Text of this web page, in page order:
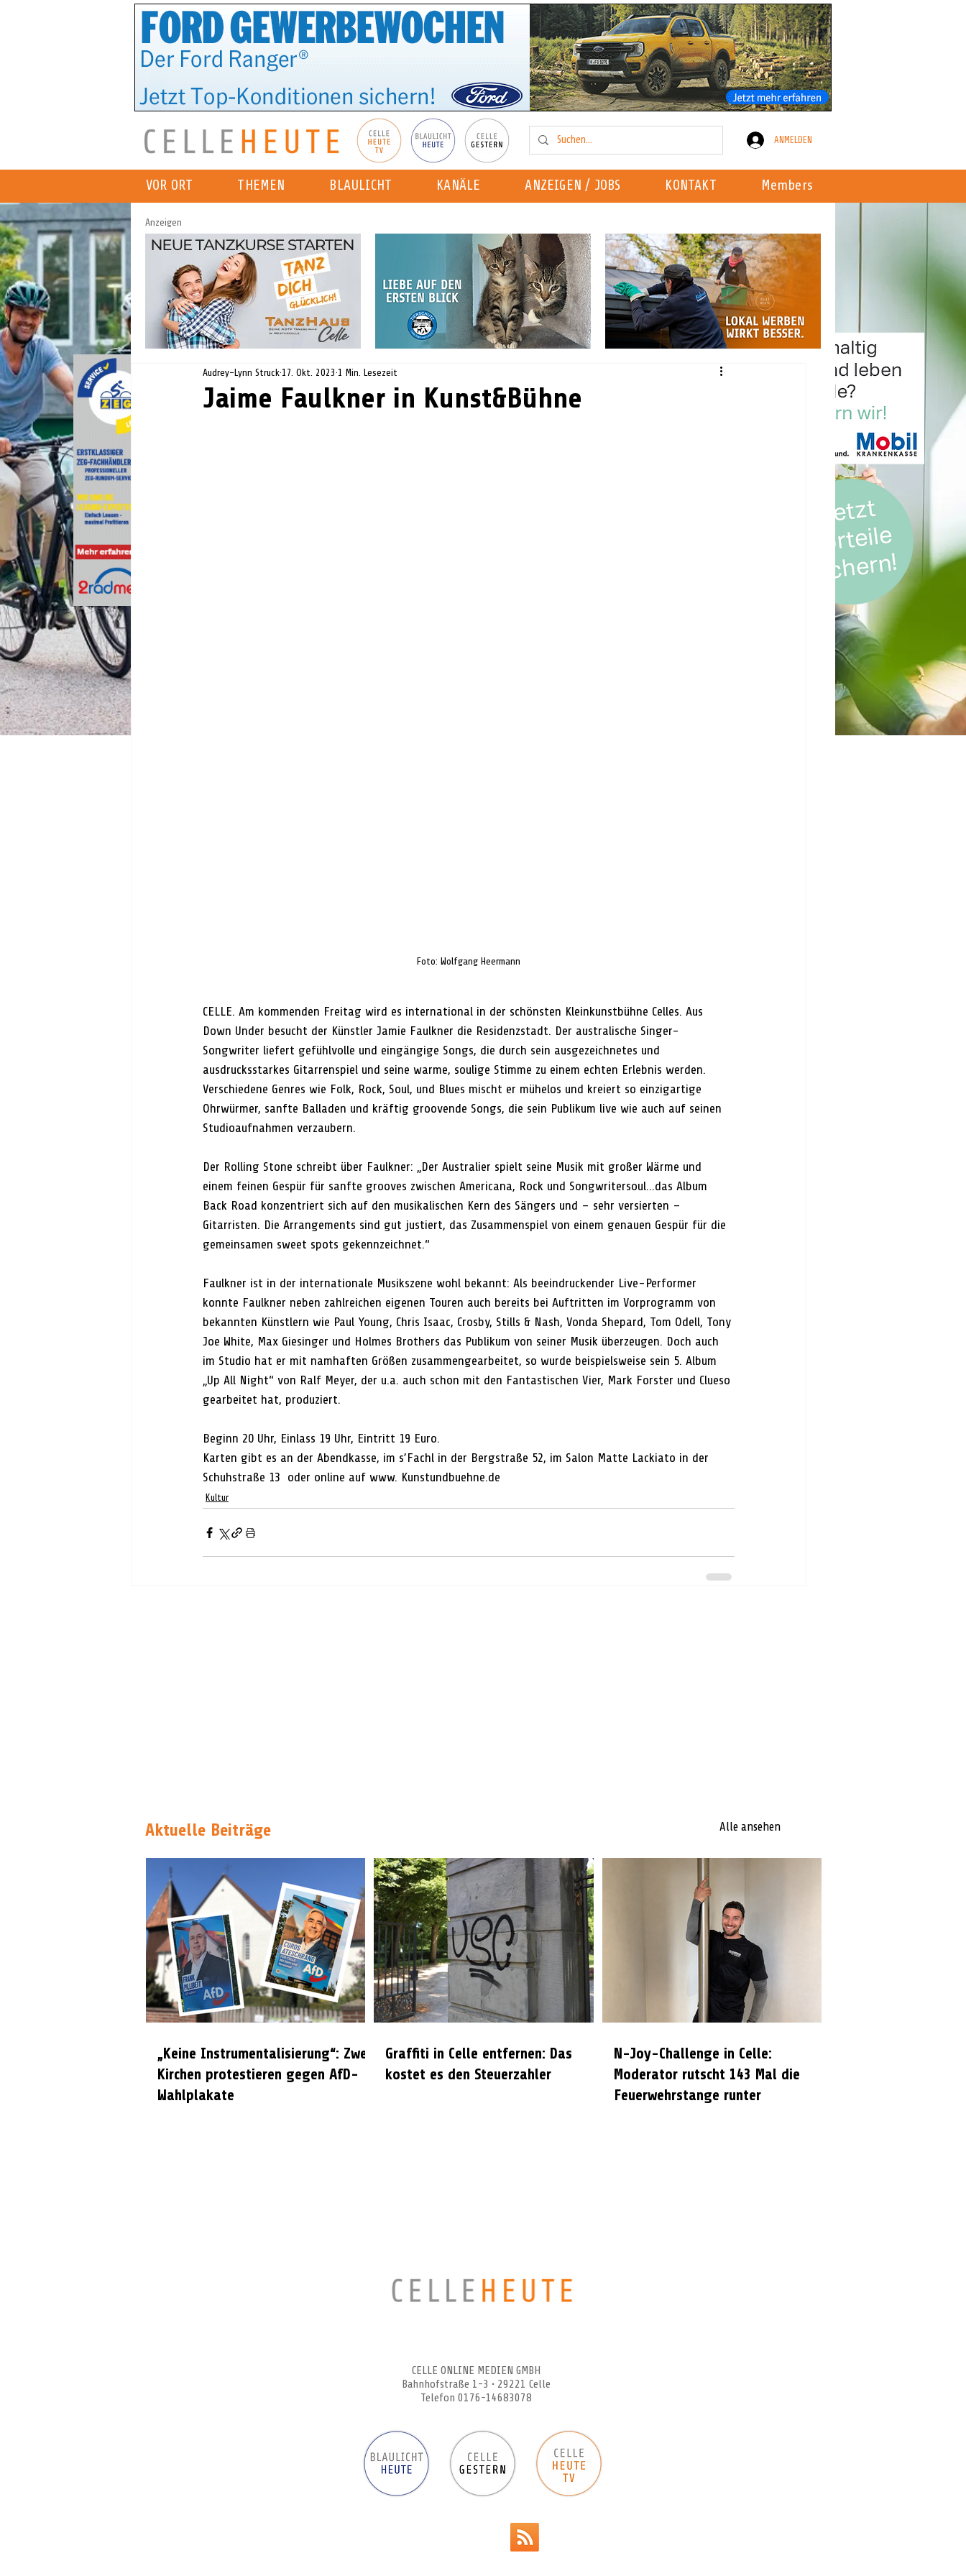
ANMELDEN
VOR ORT THEMEN BLAULICHT KANÄLE ANZEIGEN / JOBS KONTAKT Members
Anzeigen
Jaime Faulkner in Kunst&Bühne
Audrey-Lynn Struck 17. Okt. 2023 1 Min. Lesezeit
Foto: Wolfgang Heermann
CELLE. Am kommenden Freitag wird es international in der schönsten Kleinkunstbühne Celles. Aus
Down Under besucht der Künstler Jamie Faulkner die Residenzstadt. Der australische Singer-
Songwriter liefert gefühlvolle und eingängige Songs, die durch sein ausgezeichnetes und
ausdrucksstarkes Gitarrenspiel und seine warme, soulige Stimme zu einem echten Erlebnis werden.
Verschiedene Genres wie Folk, Rock, Soul, und Blues mischt er mühelos und kreiert so einzigartige
Ohrwürmer, sanfte Balladen und kräftig groovende Songs, die sein Publikum live wie auch auf seinen
Studioaufnahmen verzaubern.
Der Rolling Stone schreibt über Faulkner: „Der Australier spielt seine Musik mit großer Wärme und
einem feinen Gespür für sanfte grooves zwischen Americana, Rock und Songwritersoul…das Album
Back Road konzentriert sich auf den musikalischen Kern des Sängers und – sehr versierten –
Gitarristen. Die Arrangements sind gut justiert, das Zusammenspiel von einem genauen Gespür für die
gemeinsamen sweet spots gekennzeichnet.“
Faulkner ist in der internationale Musikszene wohl bekannt: Als beeindruckender Live-Performer
konnte Faulkner neben zahlreichen eigenen Touren auch bereits bei Auftritten im Vorprogramm von
bekannten Künstlern wie Paul Young, Chris Isaac, Crosby, Stills & Nash, Vonda Shepard, Tom Odell, Tony
Joe White, Max Giesinger und Holmes Brothers das Publikum von seiner Musik überzeugen. Doch auch
im Studio hat er mit namhaften Größen zusammengearbeitet, so wurde beispielsweise sein 5. Album
„Up All Night“ von Ralf Meyer, der u.a. auch schon mit den Fantastischen Vier, Mark Forster und Clueso
gearbeitet hat, produziert.
Beginn 20 Uhr, Einlass 19 Uhr, Eintritt 19 Euro.
Karten gibt es an der Abendkasse, im s’Fachl in der Bergstraße 52, im Salon Matte Lackiato in der
Schuhstraße 13  oder online auf www. Kunstundbuehne.de
Kultur
Aktuelle Beiträge Alle ansehen
„Keine Instrumentalisierung“: Zwei
Kirchen protestieren gegen AfD-
Wahlplakate
Graffiti in Celle entfernen: Das
kostet es den Steuerzahler
N-Joy-Challenge in Celle:
Moderator rutscht 143 Mal die
Feuerwehrstange runter
CELLE ONLINE MEDIEN GMBH
Bahnhofstraße 1-3 • 29221 Celle
Telefon 0176-14683078